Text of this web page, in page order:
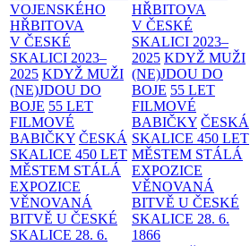
VOJENSKÉHO
HŘBITOVA
V ČESKÉ
SKALICI 2023–
2025 KDYŽ MUŽI
(NE)JDOU DO
BOJE 55 LET
FILMOVÉ
BABIČKY ČESKÁ
SKALICE 450 LET
MĚSTEM STÁLÁ
EXPOZICE
VĚNOVANÁ
BITVĚ U ČESKÉ
SKALICE 28. 6.
HŘBITOVA
V ČESKÉ
SKALICI 2023–
2025 KDYŽ MUŽI
(NE)JDOU DO
BOJE 55 LET
FILMOVÉ
BABIČKY ČESKÁ
SKALICE 450 LET
MĚSTEM STÁLÁ
EXPOZICE
VĚNOVANÁ
BITVĚ U ČESKÉ
SKALICE 28. 6.
1866